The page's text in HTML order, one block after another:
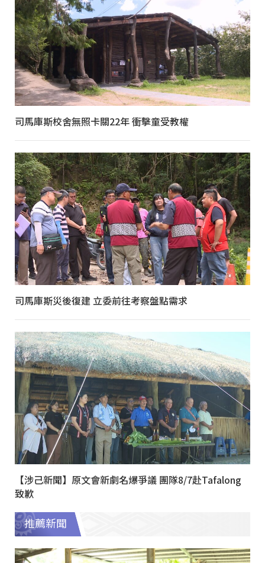
司馬庫斯校舍無照卡關22年 衝擊童受教權
司馬庫斯災後復建 立委前往考察盤點需求
【涉己新聞】原文會新劇名爆爭議 團隊8/7赴Tafalong
致歉
推薦新聞